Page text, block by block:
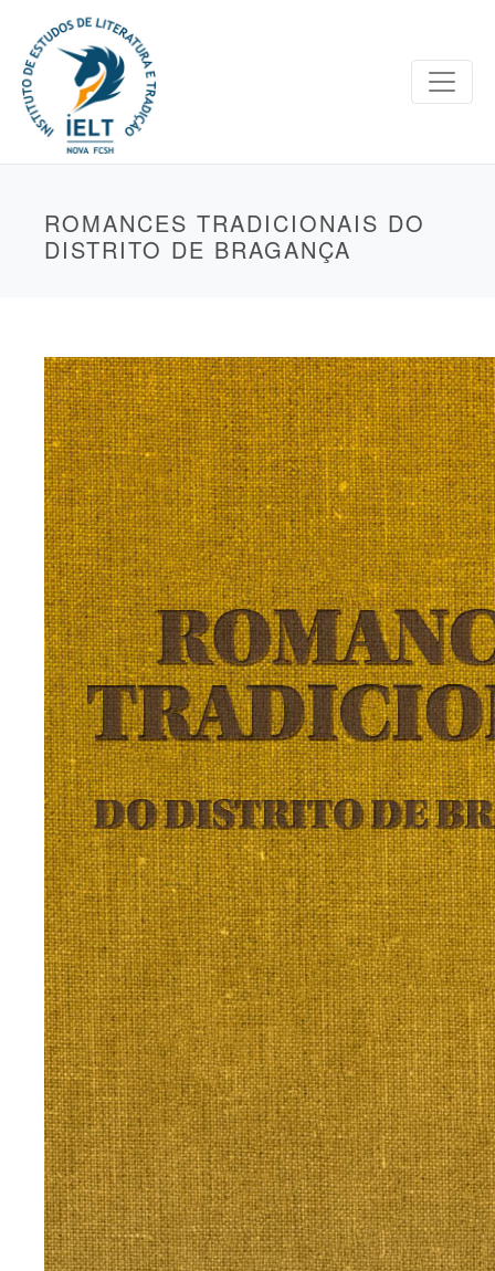
ROMANCES TRADICIONAIS DO
DISTRITO DE BRAGANÇA